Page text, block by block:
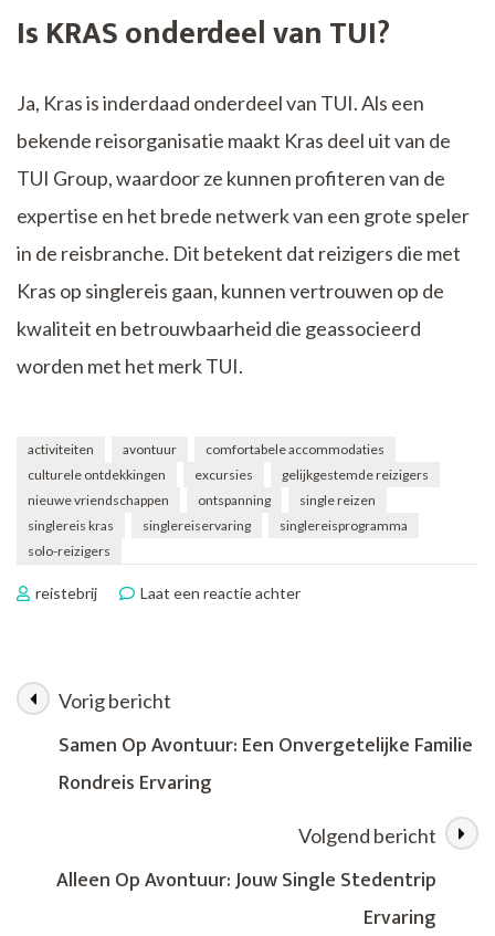
Is KRAS onderdeel van TUI?
Ja, Kras is inderdaad onderdeel van TUI. Als een
bekende reisorganisatie maakt Kras deel uit van de
TUI Group, waardoor ze kunnen profiteren van de
expertise en het brede netwerk van een grote speler
in de reisbranche. Dit betekent dat reizigers die met
Kras op singlereis gaan, kunnen vertrouwen op de
kwaliteit en betrouwbaarheid die geassocieerd
worden met het merk TUI.
activiteiten avontuur
comfortabele accommodaties
culturele ontdekkingen
excursies
gelijkgestemde reizigers
nieuwe vriendschappen
ontspanning
single reizen
singlereis kras
singlereiservaring
singlereisprogramma
solo-reizigers
reistebrij Laat een reactie achterop
Maak
Beleef
Avonturen!
Berichtnavigatie
Vorig bericht
Samen Op Avontuur: Een Onvergetelijke Familie
Rondreis Ervaring
Volgend bericht
Alleen Op Avontuur: Jouw Single Stedentrip
Ervaring